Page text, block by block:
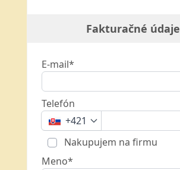
Fakturačné údaje
E-mail*
Telefón
+421
Nakupujem na firmu
Meno*